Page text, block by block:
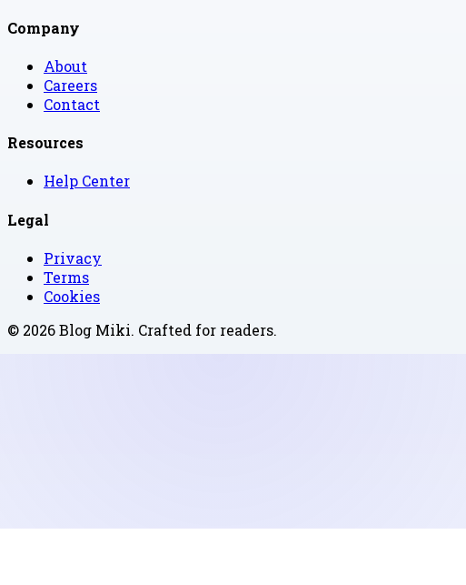
Company
About
Careers
Contact
Resources
Help Center
Legal
Privacy
Terms
Cookies
© 2026Blog Miki. Crafted for readers.